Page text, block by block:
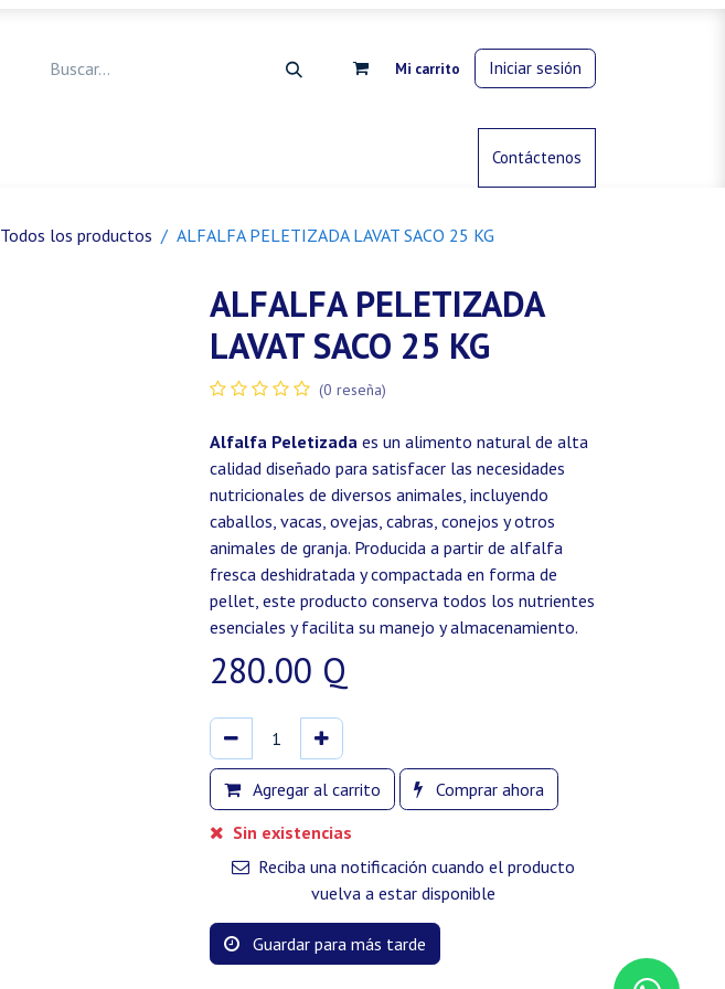
Mi carrito Iniciar sesión
Control de animalesContáctenos
Todos los productos ALFALFA PELETIZADA LAVAT SACO 25 KG
ALFALFA PELETIZADA
LAVAT SACO 25 KG
(0 reseña)
Alfalfa Peletizada es un alimento natural de alta
calidad diseñado para satisfacer las necesidades
nutricionales de diversos animales, incluyendo
caballos, vacas, ovejas, cabras, conejos y otros
animales de granja. Producida a partir de alfalfa
fresca deshidratada y compactada en forma de
pellet, este producto conserva todos los nutrientes
esenciales y facilita su manejo y almacenamiento.
280.00 Q
Agregar al carrito
Comprar ahora
Sin existencias
Reciba una notificación cuando el producto
vuelva a estar disponible
Guardar para más tarde